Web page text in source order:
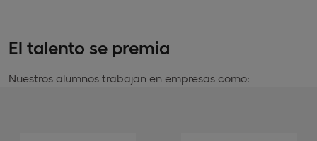
El talento se premia
Nuestros alumnos trabajan en empresas como: